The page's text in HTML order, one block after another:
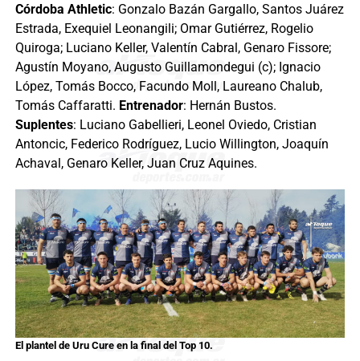
Córdoba Athletic: Gonzalo Bazán Gargallo, Santos Juárez
Estrada, Exequiel Leonangili; Omar Gutiérrez, Rogelio
Quiroga; Luciano Keller, Valentín Cabral, Genaro Fissore;
Agustín Moyano, Augusto Guillamondegui (c); Ignacio
López, Tomás Bocco, Facundo Moll, Laureano Chalub,
Tomás Caffaratti. Entrenador: Hernán Bustos.
Suplentes: Luciano Gabellieri, Leonel Oviedo, Cristian
Antoncic, Federico Rodríguez, Lucio Willington, Joaquín
Achaval, Genaro Keller, Juan Cruz Aquines.
El plantel de Uru Cure en la final del Top 10.